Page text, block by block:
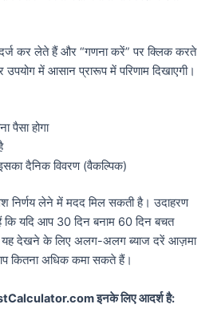
कर लेते हैं और “गणना करें” पर क्लिक करते
में आसान प्रारूप में परिणाम दिखाएगी।
होगा
दैनिक विवरण (वैकल्पिक)
निर्णय लेने में मदद मिल सकती है। उदाहरण
यदि आप 30 दिन बनाम 60 दिन बचत
यह देखने के लिए अलग-अलग ब्याज दरें आज़मा
कितना अधिक कमा सकते हैं।
इनके लिए आदर्श है: